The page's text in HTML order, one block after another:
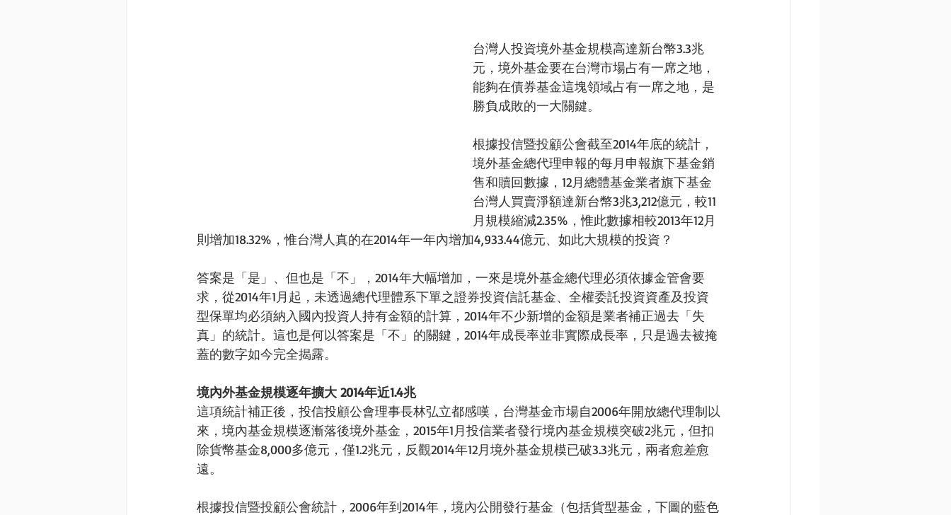
台灣人投資境外基金規模高達新台幣3.3兆
元，境外基金要在台灣市場占有一席之地，
能夠在債券基金這塊領域占有一席之地，是
勝負成敗的一大關鍵。
根據投信暨投顧公會截至2014年底的統計，
境外基金總代理申報的每月申報旗下基金銷
售和贖回數據，12月總體基金業者旗下基金
台灣人買賣淨額達新台幣3兆3,212億元，較11
月規模縮減2.35%，惟此數據相較2013年12月
則增加18.32%，惟台灣人真的在2014年一年內增加4,933.44億元、如此大規模的投資？
答案是「是」、但也是「不」，2014年大幅增加，一來是境外基金總代理必須依據金管會要
求，從2014年1月起，未透過總代理體系下單之證券投資信託基金、全權委託投資資產及投資
型保單均必須納入國內投資人持有金額的計算，2014年不少新增的金額是業者補正過去「失
真」的統計。這也是何以答案是「不」的關鍵，2014年成長率並非實際成長率，只是過去被掩
蓋的數字如今完全揭露。
境內外基金規模逐年擴大 2014年近1.4兆
這項統計補正後，投信投顧公會理事長林弘立都感嘆，台灣基金市場自2006年開放總代理制以
來，境內基金規模逐漸落後境外基金，2015年1月投信業者發行境內基金規模突破2兆元，但扣
除貨幣基金8,000多億元，僅1.2兆元，反觀2014年12月境外基金規模已破3.3兆元，兩者愈差愈
遠。
根據投信暨投顧公會統計，2006年到2014年，境內公開發行基金（包括貨型基金，下圖的藍色